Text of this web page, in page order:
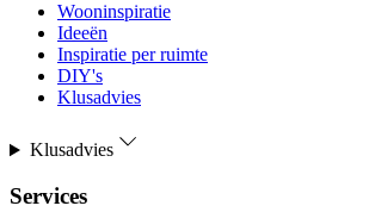
Wooninspiratie
Ideeën
Inspiratie per ruimte
DIY's
Klusadvies
Klusadvies
Services